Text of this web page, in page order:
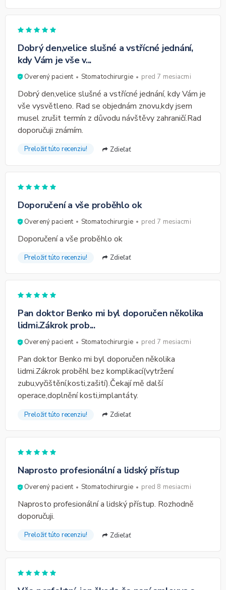
Dobrý den,velice slušné a vstřícné jednání,
kdy Vám je vše v...
Overený pacient Stomatochirurgie pred 7 mesiacmi
Dobrý den,velice slušné a vstřícné jednání, kdy Vám je
vše vysvětleno. Rad se objednám znovu,kdy jsem
musel zrušit termín z důvodu návštěvy zahraničí.Rad
doporučuji známím.
Preložiť túto recenziu! Zdieľať
Doporučení a vše proběhlo ok
Overený pacient Stomatochirurgie pred 7 mesiacmi
Doporučení a vše proběhlo ok
Preložiť túto recenziu! Zdieľať
Pan doktor Benko mi byl doporučen několika
lidmi.Zákrok prob...
Overený pacient Stomatochirurgie pred 7 mesiacmi
Pan doktor Benko mi byl doporučen několika
lidmi.Zákrok proběhl bez komplikací(vytržení
zubu,vyčištění,kosti,zašití).Čekají mě další
operace,doplnění kosti,implantáty.
Preložiť túto recenziu! Zdieľať
Naprosto profesionální a lidský přístup
Overený pacient Stomatochirurgie pred 8 mesiacmi
Naprosto profesionální a lidský přístup. Rozhodně
doporučuji.
Preložiť túto recenziu! Zdieľať